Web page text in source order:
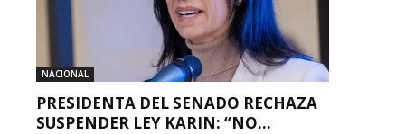
NACIONAL
PRESIDENTA DEL SENADO RECHAZA
SUSPENDER LEY KARIN: “NO...